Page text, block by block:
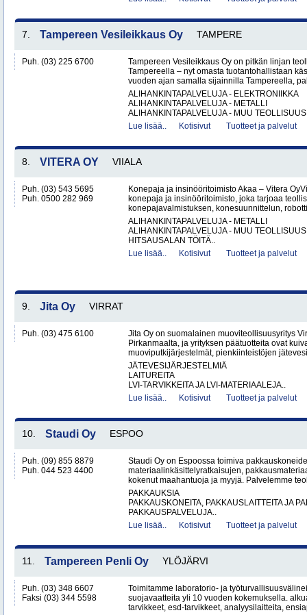
7. Tampereen Vesileikkaus Oy TAMPERE
Puh. (03) 225 6700
Tampereen Vesileikkaus Oy on pitkän linjan
Tampereella – nyt omasta tuotantohallistaan
vuoden ajan samalla sijainnilla Tampereella,
ALIHANKINTAPALVELUJA - ELEKTRONIIKKA
ALIHANKINTAPALVELUJA - METALLI
ALIHANKINTAPALVELUJA - MUU
Lue lisää..
Kotisivut Tuotteet ja palvelut
8. VITERA OY VIIALA
Puh. (03) 543 5695
Puh. 0500 282 969
Konepaja ja insinööritoimisto Akaa – Vitera
konepaja ja insinööritoimisto, joka tarjoaa
konepajavalmistuksen, konesuunnittelun,
ALIHANKINTAPALVELUJA - METALLI
ALIHANKINTAPALVELUJA - MUU TEOLLISUUS
HITSAUSALAN TÖITÄ..
Lue lisää..
Kotisivut Tuotteet ja palvelut
9. Jita Oy VIRRAT
Puh. (03) 475 6100
Jita Oy on suomalainen muoviteollisuusyritys
Pirkanmaalta, ja yrityksen päätuotteita ovat
muoviputkijärjestelmät, pienkiinteistöjen
JÄTEVESIJÄRJESTELMIÄ
LAITUREITA
LVI-TARVIKKEITA JA LVI-MATERIAALEJA..
Lue lisää..
Kotisivut Tuotteet ja palvelut
10. Staudi Oy ESPOO
Puh. (09) 855 8879
Puh. 044 523 4400
Staudi Oy on Espoossa toimiva
materiaalinkäsittelyratkaisujen,
kokenut maahantuoja ja myyjä. Palvelemme
PAKKAUKSIA
PAKKAUSKONEITA, PAKKAUSLAITTEITA JA
PAKKAUSPALVELUJA..
Lue lisää..
Kotisivut Tuotteet ja palvelut
11. Tampereen Penli Oy YLÖJÄRVI
Puh. (03) 348 6607
Faksi (03) 344 5598
Toimitamme laboratorio- ja
suojavaatteita yli 10 vuoden kokemuksella.
tarvikkeet, esd-tarvikkeet, analyysilaitteita,